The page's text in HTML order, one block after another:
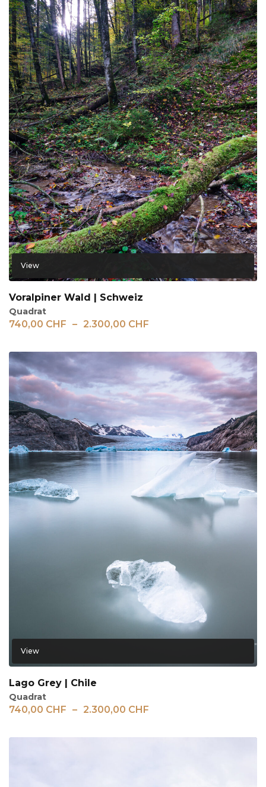
View
Voralpiner Wald | Schweiz
Quadrat
740,00 CHF – 2.300,00 CHF
View
Lago Grey | Chile
Quadrat
740,00 CHF – 2.300,00 CHF